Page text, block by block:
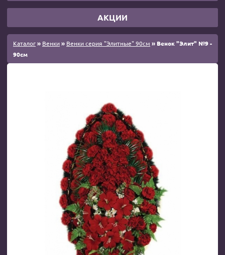
АКЦИИ
Каталог» Венки» Венки серия "Элитные" 90см » Венок "Элит" №9 -
90см